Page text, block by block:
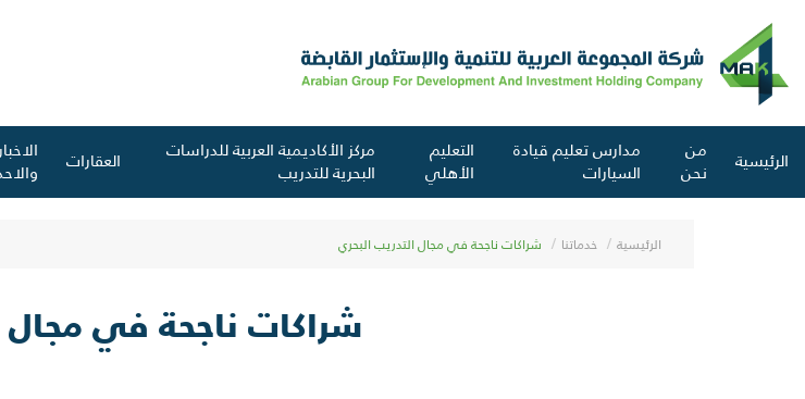
الرئيسية من
نحن
مدارس تعليم قيادة
السيارات
التعليم
الأهلي
مركز الأكاديمية العربية للدراسات
البحرية للتدريب العقارات
الرئيسية خدماتنا شراكات ناجحة في مجال التدريب البحري
شراكات ناجحة في مجال